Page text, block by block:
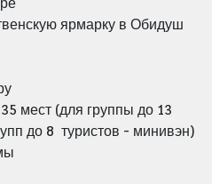
ярмарку в Обидуш
мест (для группы до 13
до 8 туристов - минивэн)